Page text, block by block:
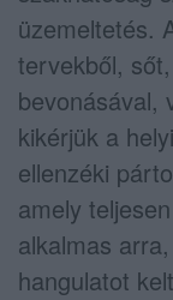
üzemeltetés.
tervekből,
bevonásával,
kikérjük a
ellenzéki
amely
alkalmas
hangulatot